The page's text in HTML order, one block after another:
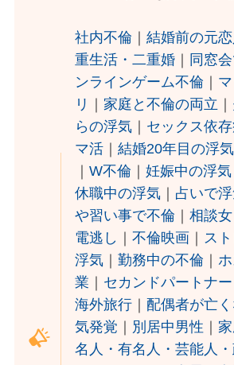
社内不倫 ｜結婚前の元
重生活・二重婚
同窓
ンラインゲーム不倫
リ
家庭と不倫の両立
らの浮気
セックス依
マ活 ｜結婚20年目の浮気
｜W不倫 ｜妊娠中の浮気
休職中の浮気
占いで
や習い事で不倫 ｜相談女
電逃し
｜不倫映画
ス
浮気 ｜勤務中の不倫 ｜
業
セカンドパートナー
海外旅行
配偶者が亡
気発覚
別居中男性
名人・有名人・芸能人